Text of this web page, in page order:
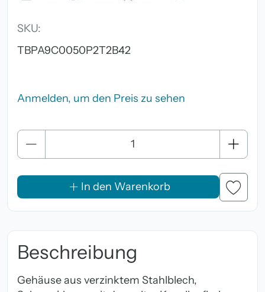
SKU:
TBPA9C0050P2T2B42
Anmelden, um den Preis zu sehen
In den Warenkorb
Beschreibung
Gehäuse aus verzinktem Stahlblech,